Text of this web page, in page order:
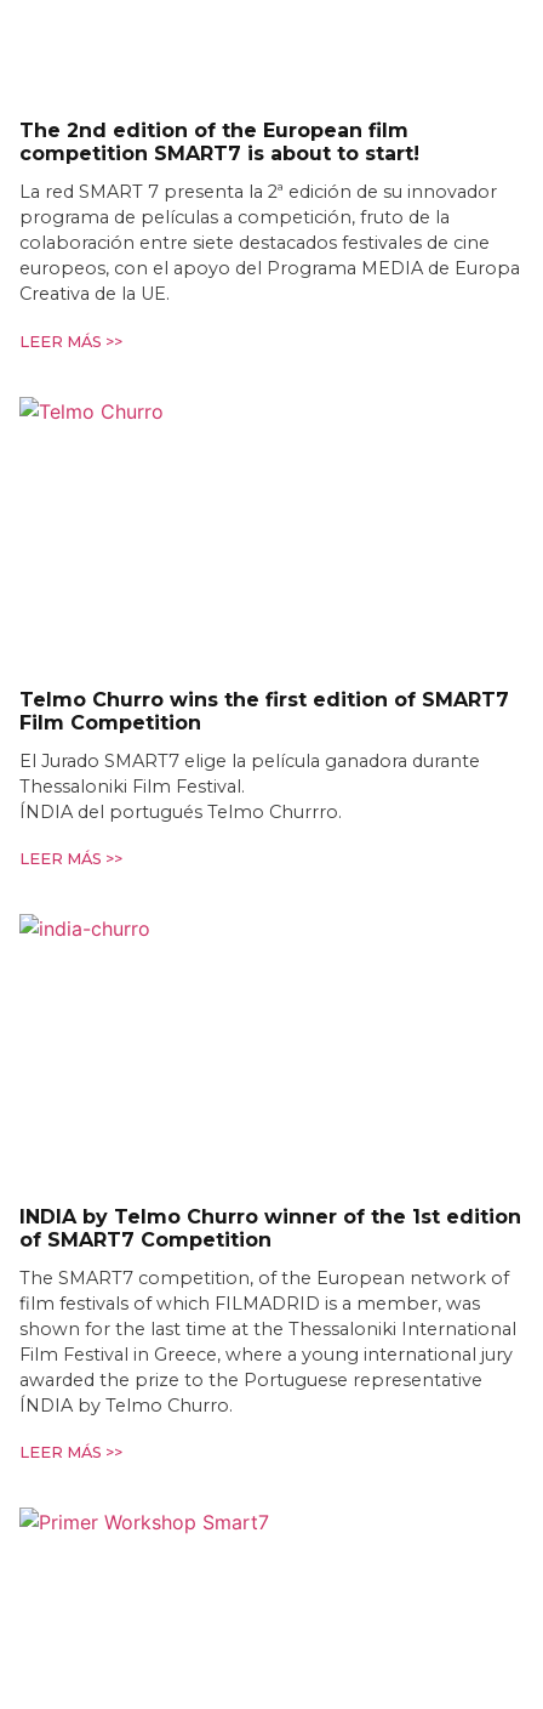
The 2nd edition of the European film
competition SMART7 is about to start!
La red SMART 7 presenta la 2ª edición de su innovador
programa de películas a competición, fruto de la
colaboración entre siete destacados festivales de cine
europeos, con el apoyo del Programa MEDIA de Europa
Creativa de la UE.
LEER MÁS >>
Telmo Churro wins the first edition of SMART7
Film Competition
El Jurado SMART7 elige la película ganadora durante
Thessaloniki Film Festival.
ÍNDIA del portugués Telmo Churrro.
LEER MÁS >>
INDIA by Telmo Churro winner of the 1st edition
of SMART7 Competition
The SMART7 competition, of the European network of
film festivals of which FILMADRID is a member, was
shown for the last time at the Thessaloniki International
Film Festival in Greece, where a young international jury
awarded the prize to the Portuguese representative
ÍNDIA by Telmo Churro.
LEER MÁS >>